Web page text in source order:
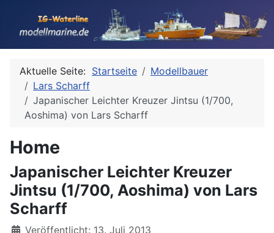
Aktuelle Seite: Startseite
Modellbauer
Lars Scharff
Japanischer Leichter Kreuzer Jintsu (1/700,
Aoshima) von Lars Scharff
Home
Japanischer Leichter Kreuzer
Jintsu (1/700, Aoshima) von Lars
Scharff
Details
Veröffentlicht: 13. Juli 2013